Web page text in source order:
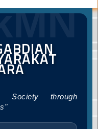
Society through